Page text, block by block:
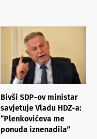
Bivši SDP-ov ministar
savjetuje Vladu HDZ-a:
“Plenkovićeva me
ponuda iznenadila”